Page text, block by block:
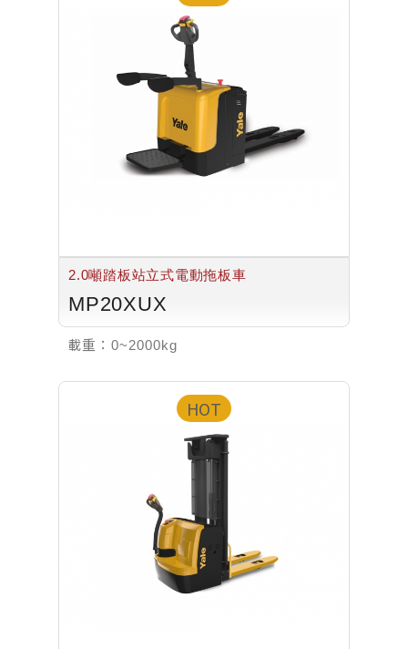
2.0噸踏板站立式電動拖板車
MP20XUX
載重： 0~2000kg